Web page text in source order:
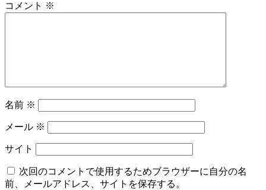
コメント ※
名前 ※
メール ※
サイト
次回のコメントで使用するためブラウザーに自分の名
前、メールアドレス、サイトを保存する。